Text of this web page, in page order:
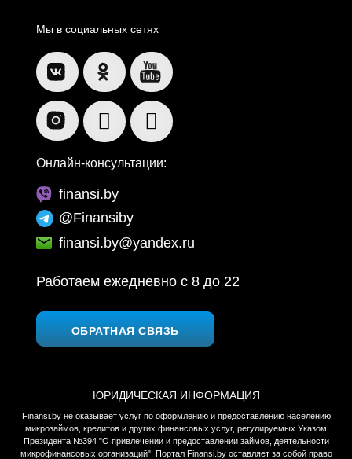
Мы в социальных сетях
Онлайн-консультации:
finansi.by
@Finansiby
finansi.by@yandex.ru
Работаем ежедневно c 8 до 22
ОБРАТНАЯ СВЯЗЬ
ЮРИДИЧЕСКАЯ ИНФОРМАЦИЯ
Finansi.by не оказывает услуг по оформлению и предоставлению населению
микрозаймов, кредитов и других финансовых услуг, регулируемых Указом
Президента №394 "О привлечении и предоставлении займов, деятельности
микрофинансовых организаций". Портал Finansi.by оставляет за собой право